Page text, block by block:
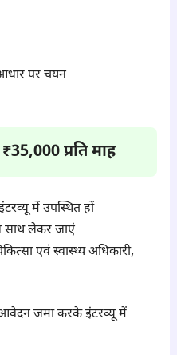
पर चयन
प्रति माह
में उपस्थित हों
लेकर जाएं
एवं स्वास्थ्य अधिकारी,
जमा करके इंटरव्यू में